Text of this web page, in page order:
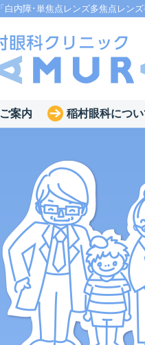
白内障･単焦点レンズ多焦点レン
案内 稲村眼科につい